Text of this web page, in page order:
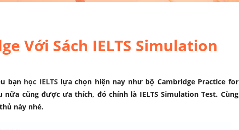
Với Sách IELTS Simulation
bạn học IELTS lựa chọn hiện nay như bộ Cambridge Practice for
nữa cũng được ưa thích, đó chính là IELTS Simulation Test. Cùng
này nhé.